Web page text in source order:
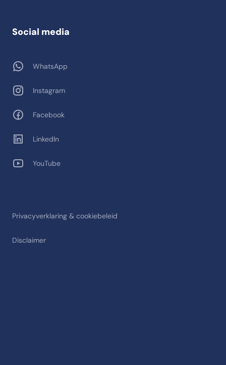
Privacyverklaring & cookiebeleid
Disclaimer
Social media
WhatsApp
Instagram
Facebook
LinkedIn
YouTube